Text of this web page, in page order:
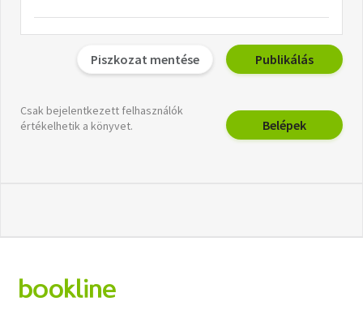
Piszkozat mentése Publikálás
Csak bejelentkezett felhasználók
értékelhetik a könyvet.
Belépek